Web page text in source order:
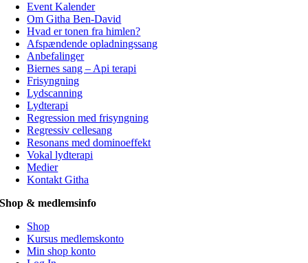
Event Kalender
Om Githa Ben-David
Hvad er tonen fra himlen?
Afspændende opladningssang
Anbefalinger
Biernes sang – Api terapi
Frisyngning
Lydscanning
Lydterapi
Regression med frisyngning
Regressiv cellesang
Resonans med dominoeffekt
Vokal lydterapi
Medier
Kontakt Githa
Shop & medlemsinfo
Shop
Kursus medlemskonto
Min shop konto